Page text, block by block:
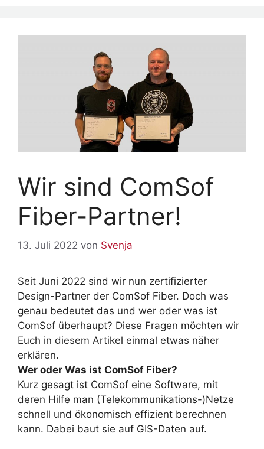
Wir sind ComSof
Fiber-Partner!
13. Juli 2022 von Svenja
Seit Juni 2022 sind wir nun zertifizierter
Design-Partner der ComSof Fiber. Doch was
genau bedeutet das und wer oder was ist
ComSof überhaupt? Diese Fragen möchten wir
Euch in diesem Artikel einmal etwas näher
erklären.
Wer oder Was ist ComSof Fiber?
Kurz gesagt ist ComSof eine Software, mit
deren Hilfe man (Telekommunikations-)Netze
schnell und ökonomisch effizient berechnen
kann. Dabei baut sie auf GIS-Daten auf.